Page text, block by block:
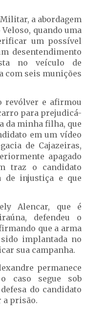
a abordagem
quando uma
um possível
desentendimento
no veículo de
com seis munições
revólver e afirmou
para prejudicá-
da minha filha, que
em um vídeo
de Cajazeiras,
apagado
traz o candidato
de injustiça e que
Alencar, que é
defendeu o
que a arma
implantada no
sua campanha.
permanece
caso segue sob
do candidato
a prisão.